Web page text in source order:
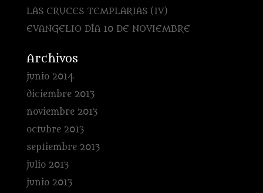
LAS CRUCES TEMPLARIAS (IV)
EVANGELIO DÍA 10 DE NOVIEMBRE
Archivos
junio 2014
diciembre 2013
noviembre 2013
octubre 2013
septiembre 2013
julio 2013
junio 2013